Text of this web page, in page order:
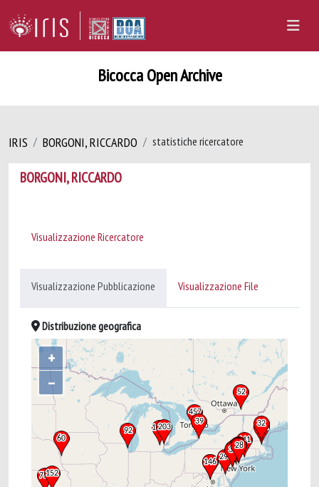
Bicocca Open Archive
IRIS BORGONI, RICCARDO statistiche ricercatore
BORGONI, RICCARDO
Visualizzazione Ricercatore
Visualizzazione Pubblicazione Visualizzazione File
Distribuzione geografica
+
–